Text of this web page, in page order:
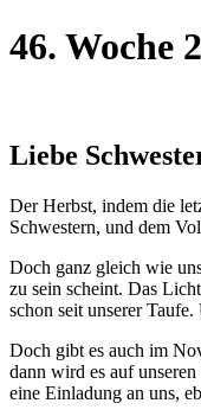
46. Woche
Liebe
Der Herbst, indem die
Schwestern, und dem
Doch ganz gleich wie
zu sein scheint. Das
schon seit unserer
Doch gibt es auch im
dann wird es auf
eine Einladung an uns,